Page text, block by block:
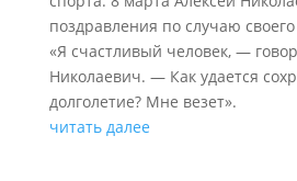
поздравления по случаю
«Я счастливый человек, —
Николаевич. — Как удается
долголетие? Мне везет».
читать далее